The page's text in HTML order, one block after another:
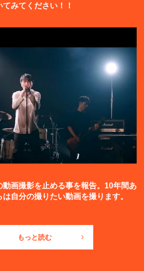
みてください！！
動画撮影を止める事を報告。10年間あ
自分の撮りたい動画を撮ります。
もっと読む